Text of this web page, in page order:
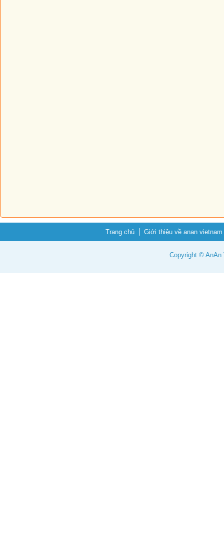
Trang chủ Giới thiệu về anan vietnam
Copyright © AnAn